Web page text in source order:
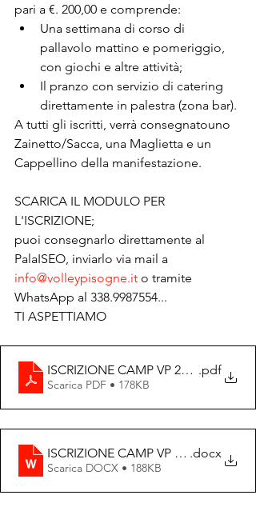
pari a €. 200,00 e comprende:
Una settimana di corso di
pallavolo mattino e pomeriggio,
con giochi e altre attività;
Il pranzo con servizio di catering
direttamente in palestra (zona bar).
A tutti gli iscritti, verrà consegnatouno
Zainetto/Sacca, una Maglietta e un
Cappellino della manifestazione.
SCARICA IL MODULO PER
L'ISCRIZIONE;
puoi consegnarlo direttamente al
PalaISEO, inviarlo via mail a
info@volleypisogne.it o tramite
WhatsApp al 338.9987554...
TI ASPETTIAMO
ISCRIZIONE CAMP VP 2025.pdf
Scarica PDF • 178KB
ISCRIZIONE CAMP VP 2025.docx
Scarica DOCX • 188KB